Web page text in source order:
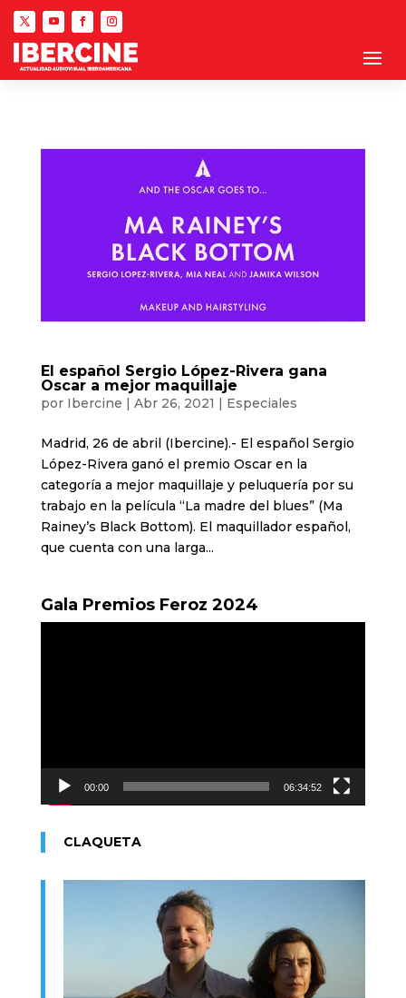
El español Sergio López-Rivera gana
Oscar a mejor maquillaje
por Ibercine | Abr 26, 2021 | Especiales
Madrid, 26 de abril (Ibercine).- El español Sergio
López-Rivera ganó el premio Oscar en la
categoría a mejor maquillaje y peluquería por su
trabajo en la película “La madre del blues” (Ma
Rainey’s Black Bottom). El maquillador español,
que cuenta con una larga...
Gala Premios Feroz 2024
00:00 06:34:52
CLAQUETA